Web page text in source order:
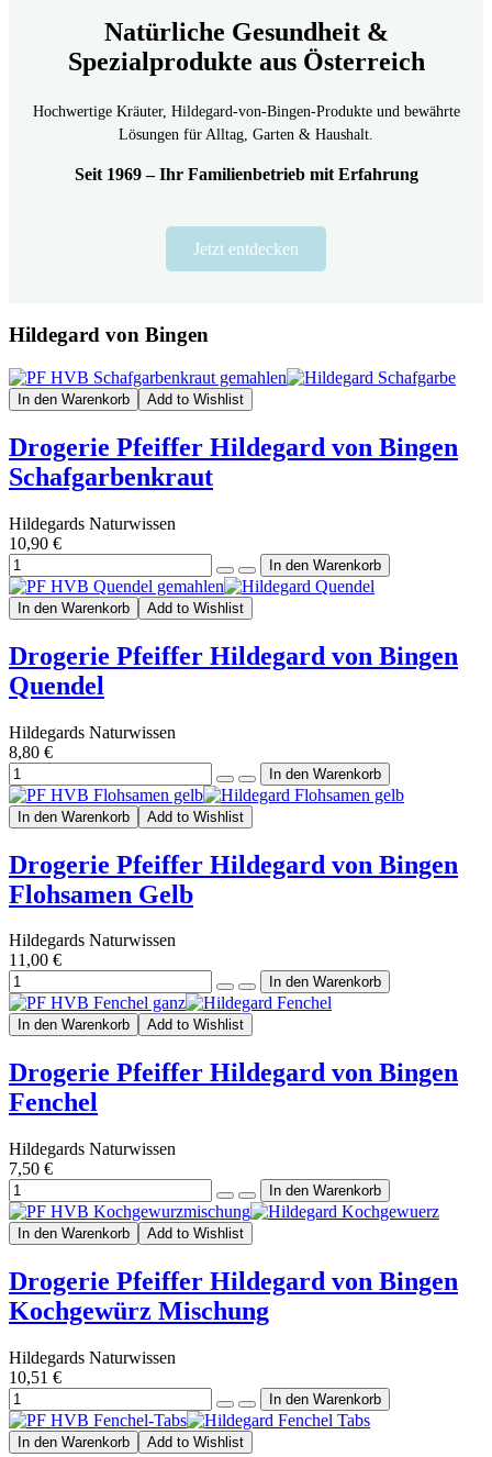
Natürliche Gesundheit &
Spezialprodukte aus Österreich
Hochwertige Kräuter, Hildegard-von-Bingen-Produkte und bewährte
Lösungen für Alltag, Garten & Haushalt.
Seit 1969 – Ihr Familienbetrieb mit Erfahrung
Jetzt entdecken
Hildegard von Bingen
In den Warenkorb Add to Wishlist
Drogerie Pfeiffer Hildegard von Bingen
Schafgarbenkraut
Hildegards Naturwissen
10,90 €
In den Warenkorb Add to Wishlist
Drogerie Pfeiffer Hildegard von Bingen
Quendel
Hildegards Naturwissen
8,80 €
In den Warenkorb Add to Wishlist
Drogerie Pfeiffer Hildegard von Bingen
Flohsamen Gelb
Hildegards Naturwissen
11,00 €
In den Warenkorb Add to Wishlist
Drogerie Pfeiffer Hildegard von Bingen
Fenchel
Hildegards Naturwissen
7,50 €
In den Warenkorb Add to Wishlist
Drogerie Pfeiffer Hildegard von Bingen
Kochgewürz Mischung
Hildegards Naturwissen
10,51 €
In den Warenkorb Add to Wishlist